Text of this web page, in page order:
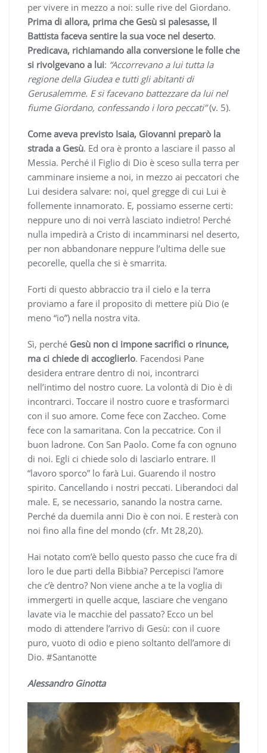
per vivere in mezzo a noi: sulle rive del Giordano.
Prima di allora, prima che Gesù si palesasse, Il
Battista faceva sentire la sua voce nel deserto.
Predicava, richiamando alla conversione le folle che
si rivolgevano a lui: “Accorrevano a lui tutta la
regione della Giudea e tutti gli abitanti di
Gerusalemme. E si facevano battezzare da lui nel
fiume Giordano, confessando i loro peccati”(v. 5).
Come aveva previsto Isaia, Giovanni preparò la
strada a Gesù. Ed ora è pronto a lasciare il passo al
Messia. Perché il Figlio di Dio è sceso sulla terra per
camminare insieme a noi, in mezzo ai peccatori che
Lui desidera salvare: noi, quel gregge di cui Lui è
follemente innamorato. E, possiamo esserne certi:
neppure uno di noi verrà lasciato indietro! Perché
nulla impedirà a Cristo di incamminarsi nel deserto,
per non abbandonare neppure l’ultima delle sue
pecorelle, quella che si è smarrita.
Forti di questo abbraccio tra il cielo e la terra
proviamo a fare il proposito di mettere più Dio (e
meno “io”) nella nostra vita.
Sì, perché Gesù non ci impone sacrifici o rinunce,
ma ci chiede di accoglierlo. Facendosi Pane
desidera entrare dentro di noi, incontrarci
nell’intimo del nostro cuore. La volontà di Dio è di
incontrarci. Toccare il nostro cuore e trasformarci
con il suo amore. Come fece con Zaccheo. Come
fece con la samaritana. Con la peccatrice. Con il
buon ladrone. Con San Paolo. Come fa con ognuno
di noi. Egli ci chiede solo di lasciarlo entrare. Il
“lavoro sporco” lo farà Lui. Guarendo il nostro
spirito. Cancellando i nostri peccati. Liberandoci dal
male. E, se necessario, sanando la nostra carne.
Perché da duemila anni Dio è con noi. E resterà con
noi fino alla fine del mondo (cfr. Mt 28,20).
Hai notato com’è bello questo passo che cuce fra di
loro le due parti della Bibbia? Percepisci l’amore
che c’è dentro? Non viene anche a te la voglia di
immergerti in quelle acque, lasciare che vengano
lavate via le macchie del passato? Ecco un bel
modo di attendere l’arrivo di Gesù: con il cuore
puro, vuoto di odio e pieno soltanto dell’amore di
Dio. #Santanotte
Alessandro Ginotta